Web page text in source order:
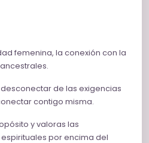
femenina, la conexión con la
de las exigencias
contigo misma.
y valoras las
por encima del